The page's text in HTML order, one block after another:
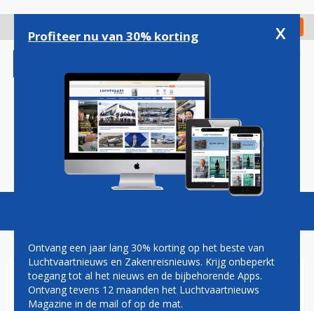
gaan
Check in
Magazine Podcasts Vacatures
PARIS AIR SHOW 2017
Profiteer nu van 30% korting x
Ontvang een jaar lang 30% korting op het beste van
Luchtvaartnieuws en Zakenreisnieuws. Krijg onbeperkt
toegang tot al het nieuws en de bijbehorende Apps.
Ontvang tevens 12 maanden het Luchtvaartnieuws
Magazine in de mail of op de mat.